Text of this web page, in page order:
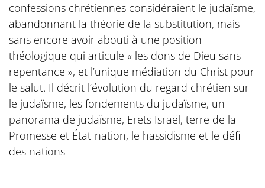
confessions chrétiennes considéraient le judaïsme,
abandonnant la théorie de la substitution, mais
sans encore avoir abouti à une position
théologique qui articule « les dons de Dieu sans
repentance », et l’unique médiation du Christ pour
le salut. Il décrit l’évolution du regard chrétien sur
le judaïsme, les fondements du judaïsme, un
panorama de judaïsme, Erets Israël, terre de la
Promesse et État-nation, le hassidisme et le défi
des nations